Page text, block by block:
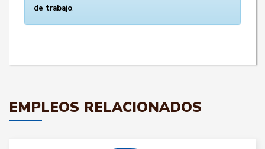
de trabajo.
EMPLEOS RELACIONADOS